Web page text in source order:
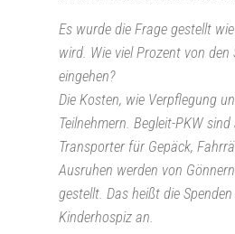
Es wurde die Frage gestellt
wird. Wie viel Prozent von
eingehen?
Die Kosten, wie Verpflegung
Teilnehmern. Begleit-PKW
Transporter für Gepäck,
Ausruhen werden von
gestellt. Das heißt die
Kinderhospiz an.